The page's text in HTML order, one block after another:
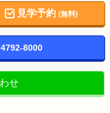
見学予約(無料)
8000
せ